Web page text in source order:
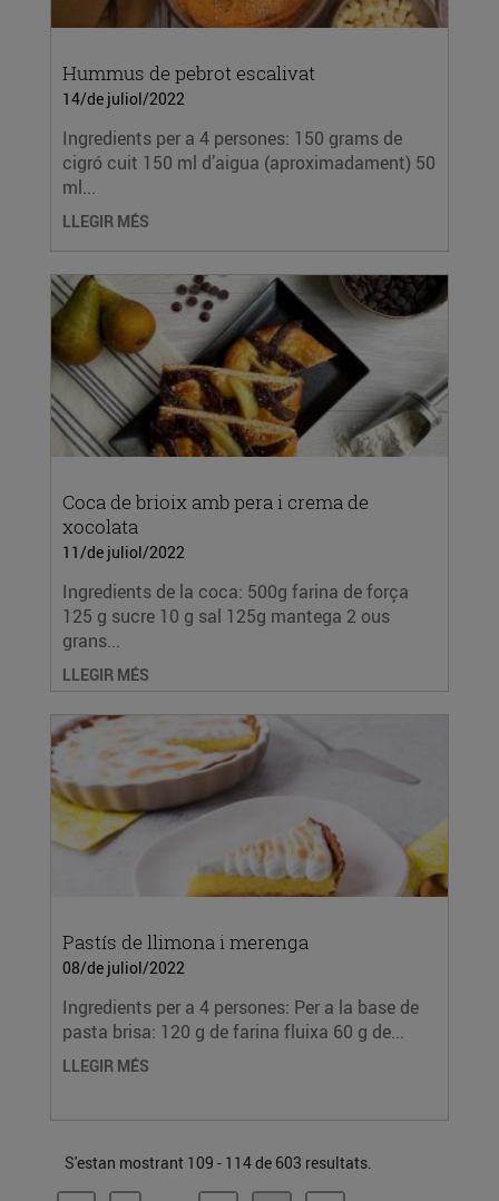
Hummus de pebrot escalivat
14/de juliol/2022
Ingredients per a 4 persones: 150 grams de
cigró cuit 150 ml d’aigua (aproximadament) 50
ml...
LLEGIR MÉS
Coca de brioix amb pera i crema de
xocolata
11/de juliol/2022
Ingredients de la coca: 500g farina de força
125 g sucre 10 g sal 125g mantega 2 ous
grans...
LLEGIR MÉS
Pastís de llimona i merenga
08/de juliol/2022
Ingredients per a 4 persones: Per a la base de
pasta brisa: 120 g de farina fluixa 60 g de...
LLEGIR MÉS
S'estan mostrant 109 - 114 de 603 resultats.